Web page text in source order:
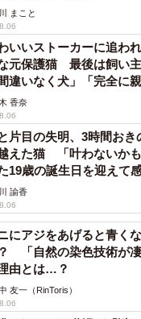
まこと
わいいストーカーに追わ
元保護猫 最後は飼い
違いなく犬」「完全に
香奈
片目の失明、3時間おき
えた猫 「叶わないか
19歳の誕生日を迎えて
諭香
ニにアジをあげると青く
「自然の染色技術が
由とは…？
友一（RinToris）